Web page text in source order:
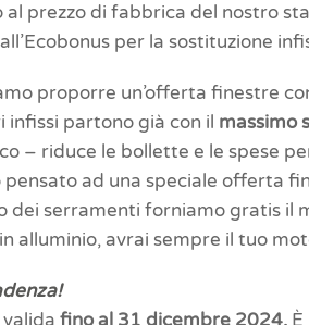
al prezzo di fabbrica del nostro
per la sostituzione
proporre un’offerta finestre
infissi partono già con il massimo
– riduce le bollette e le spese
ad una speciale offerta
dei serramenti forniamo gratis
alluminio, avrai sempre il tuo
fino al 31 dicembre 2024.